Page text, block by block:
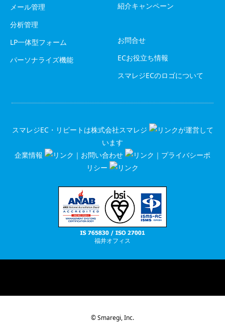
メール管理
分析管理
LP一体型フォーム
パーソナライズ機能
紹介キャンペーン
お問合せ
ECお役立ち情報
スマレジECのロゴについて
スマレジEC・リピートは株式会社スマレジ
が運営して
います
企業情報
｜ お問い合わせ ｜ プライバシーポ
リシー
福井オフィス
RSS
© Smaregi, Inc.